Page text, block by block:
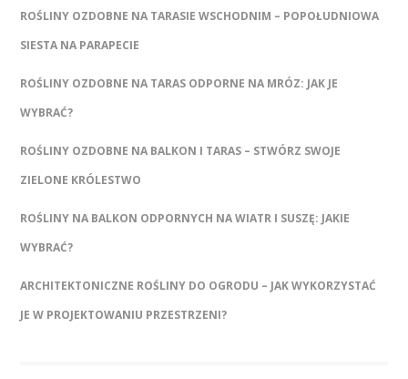
ROŚLINY OZDOBNE NA TARASIE WSCHODNIM – POPOŁUDNIOWA
SIESTA NA PARAPECIE
ROŚLINY OZDOBNE NA TARAS ODPORNE NA MRÓZ: JAK JE
WYBRAĆ?
ROŚLINY OZDOBNE NA BALKON I TARAS – STWÓRZ SWOJE
ZIELONE KRÓLESTWO
ROŚLINY NA BALKON ODPORNYCH NA WIATR I SUSZĘ: JAKIE
WYBRAĆ?
ARCHITEKTONICZNE ROŚLINY DO OGRODU – JAK WYKORZYSTAĆ
JE W PROJEKTOWANIU PRZESTRZENI?